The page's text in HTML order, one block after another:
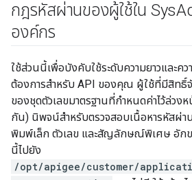
กฎรหัสผ่านของผู้ใช้ใน Sys
องค์กร
ใช้ส่วนนี้เพื่อบังคับใช้ระดับความยาวและค
ต้องการสำหรับ API ของคุณ ผู้ใช้ที่มีสิทธิ์
ของชุดตัวเลขมาตรฐานที่กำหนดค่าไว้ล่วงห
กัน) นิพจน์สำหรับตรวจสอบเนื้อหารหัสผ่
พิมพ์เล็ก ตัวเลข และสัญลักษณ์พิเศษ อักข
นี้ไปยัง
/opt/apigee/customer/